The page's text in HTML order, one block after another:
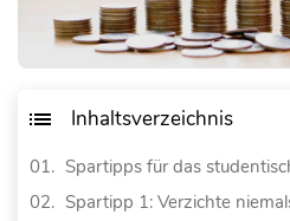
Inhaltsverzeichnis
Spartipps für das